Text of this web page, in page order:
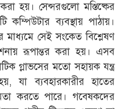
হয়। সেন্সরগুলো মস্তিষ্কের
ব্যবস্থায় পাঠায়।
সেই সংকেত বিশ্লেষণ
রূপান্তর করা হয়। এসব
গ্লাভসের মতো সহায়ক যন্ত্র
যা ব্যবহারকারীর হাতের
করতে পারে। গবেষকদের